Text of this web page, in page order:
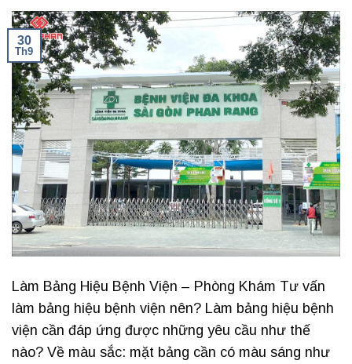
30
Th9
Làm Bảng Hiệu Bệnh Viện – Phòng Khám Tư vấn
làm bảng hiệu bệnh viện nên? Làm bảng hiệu bệnh
viện cần đáp ứng được những yêu cầu như thế
nào? Về màu sắc: mặt bảng cần có màu sáng như